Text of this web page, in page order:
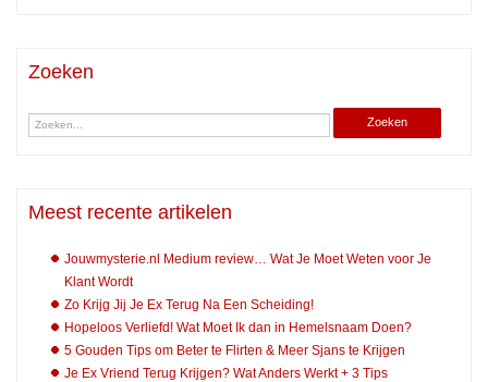
Zoeken
Meest recente artikelen
Jouwmysterie.nl Medium review… Wat Je Moet Weten voor Je
Klant Wordt
Zo Krijg Jij Je Ex Terug Na Een Scheiding!
Hopeloos Verliefd! Wat Moet Ik dan in Hemelsnaam Doen?
5 Gouden Tips om Beter te Flirten & Meer Sjans te Krijgen
Je Ex Vriend Terug Krijgen? Wat Anders Werkt + 3 Tips